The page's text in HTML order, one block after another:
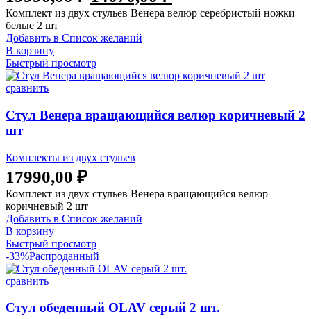
Комплект из двух стульев Венера велюр серебристый ножки
белые 2 шт
Добавить в Список желаний
В корзину
Быстрый просмотр
сравнить
Стул Венера вращающийся велюр коричневый 2
шт
Комплекты из двух стульев
17990,00 ₽
Комплект из двух стульев Венера вращающийся велюр
коричневый 2 шт
Добавить в Список желаний
В корзину
Быстрый просмотр
-33%Распроданный
сравнить
Стул обеденный OLAV серый 2 шт.